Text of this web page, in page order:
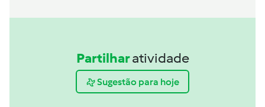
Partilharatividade
Sugestão para hoje